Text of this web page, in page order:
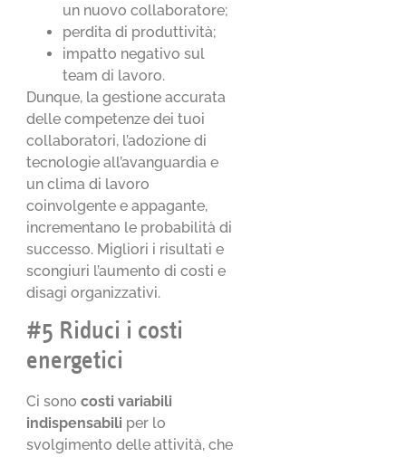
un nuovo collaboratore;
perdita di produttività;
impatto negativo sul
team di lavoro.
Dunque, la gestione accurata
delle competenze dei tuoi
collaboratori, l’adozione di
tecnologie all’avanguardia e
un clima di lavoro
coinvolgente e appagante,
incrementano le probabilità di
successo. Migliori i risultati e
scongiuri l’aumento di costi e
disagi organizzativi.
#5 Riduci i costi
energetici
Ci sonocosti variabili
indispensabili per lo
svolgimento delle attività, che